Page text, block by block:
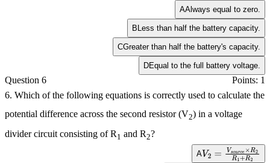
AAlways equal to zero.
B Less than half the battery capacity.
CGreater than half the battery's capacity.
DEqual to the full battery voltage.
Question 6
Points: 1
6. Which of the following equations is correctly used to calculate the
potential difference across the second resistor (V2 ) in a voltage
divider circuit consisting ofR1andR2?
AV2 =V source×R2